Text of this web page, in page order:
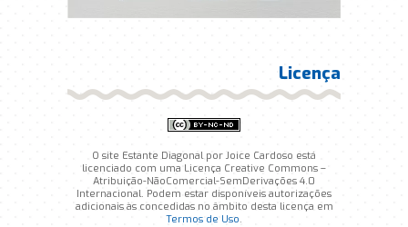
Licença
O site Estante Diagonal por Joice Cardoso está
licenciado com uma Licença Creative Commons –
Atribuição-NãoComercial-SemDerivações 4.0
Internacional. Podem estar disponíveis autorizações
adicionais às concedidas no âmbito desta licença em
Termos de Uso.